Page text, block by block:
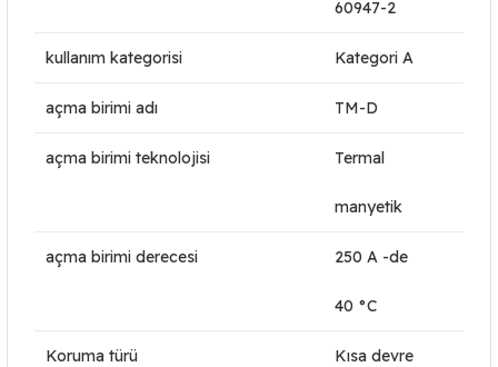
60947-2
kullanım kategorisi Kategori A
açma birimi adı TM-D
açma birimi teknolojisi Termal
manyetik
açma birimi derecesi 250 A -de
40 °C
Koruma türü Kısa devre